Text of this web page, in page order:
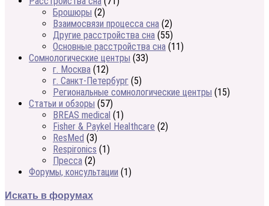
Брошюры (2)
Взаимосвязи процесса сна (2)
Другие расстройства сна (55)
Основные расстройства сна (11)
Сомнологические центры (33)
г. Москва (12)
г. Санкт-Петербург (5)
Региональные сомнологические центры (15)
Статьи и обзоры (57)
BREAS medical (1)
Fisher & Paykel Healthcare (2)
ResMed (3)
Respironics (1)
Пресса (2)
Форумы, консультации (1)
Искать в форумах